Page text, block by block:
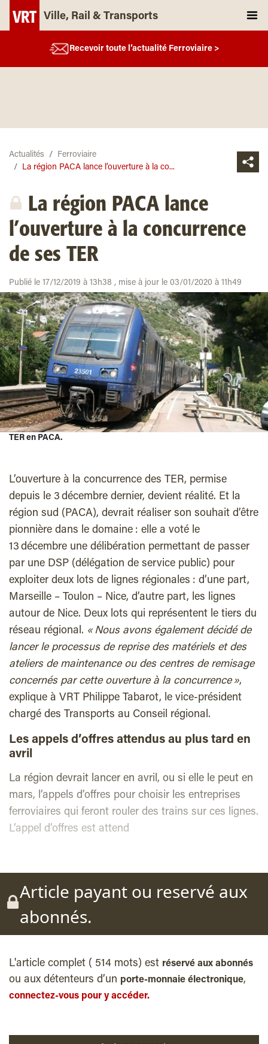
Ville, Rail & Transports
Recevoir toute l’actualité Ferroviaire >
Actualités
Ferroviaire
La région PACA lance l’ouverture à la co...
La région PACA lance
l’ouverture à la concurrence
de ses TER
Publié le 17/12/2019 à 13h38 , mise à jour le 03/01/2020 à 11h49
TER en PACA.
L’ouverture à la concurrence des TER, permise
depuis le 3 décembre dernier, devient réalité. Et la
région sud (PACA), devrait réaliser son souhait d’être
pionnière dans le domaine : elle a voté le
13 décembre une délibération permettant de passer
par une DSP (délégation de service public) pour
exploiter deux lots de lignes régionales : d’une part,
Marseille – Toulon – Nice, d’autre part, les lignes
autour de Nice. Deux lots qui représentent le tiers du
réseau régional. « Nous avons également décidé de
lancer le processus de reprise des matériels et des
ateliers de maintenance ou des centres de remisage
concernés par cette ouverture à la concurrence »,
explique à VRT Philippe Tabarot, le vice-président
chargé des Transports au Conseil régional.
Les appels d’offres attendus au plus tard en
avril
La région devrait lancer en avril, ou si elle le peut en
mars, l’appels d’offres pour choisir les entreprises
ferroviaires qui feront rouler des trains sur ces lignes.
L’appel d’offres est attend
Article payant ou reservé aux
abonnés.
L'article complet ( 514 mots) est réservé aux abonnés
ou aux détenteurs d’un porte-monnaie électronique,
connectez-vous pour y accéder.